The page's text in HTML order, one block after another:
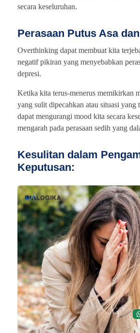
secara keseluruhan.
Perasaan Putus Asa
Overthinking dapat membuat kita
negatif pikiran yang menyebabkan
depresi.
Ketika kita terus-menerus memikirkan
yang sulit dipecahkan atau situasi
dapat mengurangi mood kita secara
mengarah pada perasaan sedih yang
Kesulitan dalam
Keputusan: